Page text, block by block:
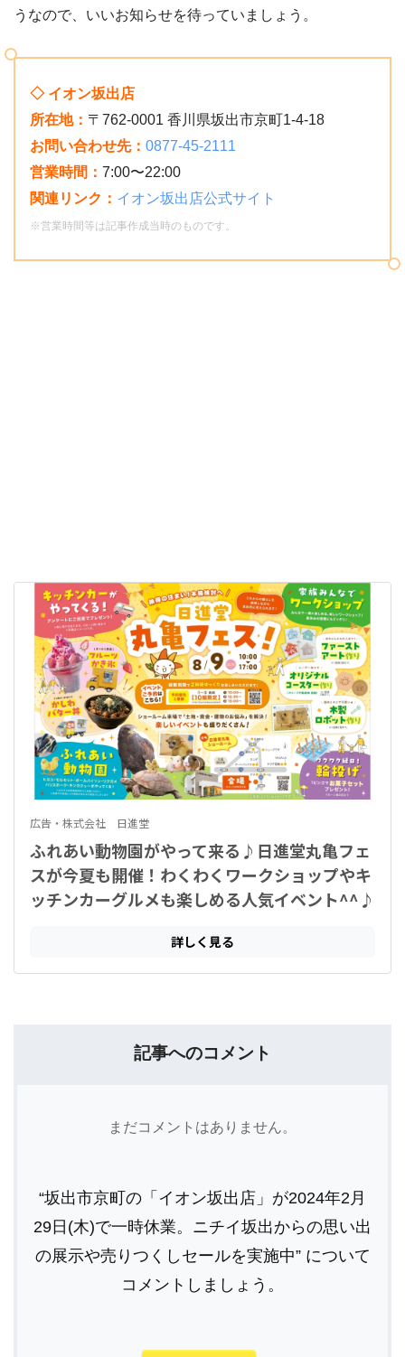
うなので、いいお知らせを待っていましょう。
◇ イオン坂出店
所在地： 〒762-0001 香川県坂出市京町1-4-18
お問い合わせ先： 0877-45-2111
営業時間： 7:00〜22:00
関連リンク： イオン坂出店公式サイト
※営業時間等は記事作成当時のものです。
記事へのコメント
まだコメントはありません。
“坂出市京町の「イオン坂出店」が2024年2月
29日(木)で一時休業。ニチイ坂出からの思い出
の展示や売りつくしセールを実施中” について
コメントしましょう。